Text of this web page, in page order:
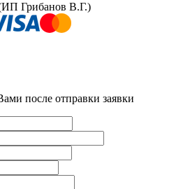
Грибанов В.Г.)
после отправки заявки